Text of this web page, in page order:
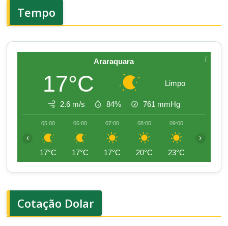
Tempo
Araraquara
17°C Limpo
2.6 m/s 84% 761 mmHg
05:00
17°C
06:00
17°C
07:00
17°C
08:00
20°C
09:00
23°C
‹ ›
Cotação Dolar